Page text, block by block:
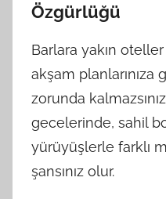
Özgürlüğü
Barlara yakın
akşam planlarınıza
zorunda
gecelerinde, sahil
yürüyüşlerle farklı
şansınız olur.